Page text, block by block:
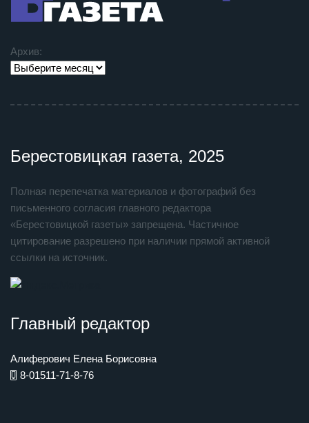
Архив:
Берестовицкая газета, 2025
Полная перепечатка материалов и фотографий без
письменного согласия главного редактора
«Берестовицкой газеты» запрещена. Частичное
цитирование разрешено при наличии прямой активной
ссылки на источник.
Главный редактор
Алиферович Елена Борисовна
8-01511-71-8-76